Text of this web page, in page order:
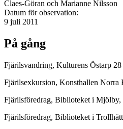
Claes-Göran och Marianne Nilsson
Datum för observation:
9 juli 2011
På gång
Fjärilsvandring, Kulturens Östarp
Fjärilsexkursion, Konsthallen Norra
Fjärilsföredrag, Biblioteket i Mjölby,
Fjärilsföredrag, Biblioteket i